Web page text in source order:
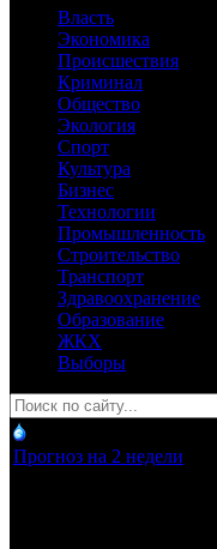
Власть
Экономика
Происшествия
Криминал
Общество
Экология
Спорт
Культура
Бизнес
Технологии
Промышленность
Строительство
Транспорт
Здравоохранение
Образование
ЖКХ
Выборы
Прогноз на 2 недели